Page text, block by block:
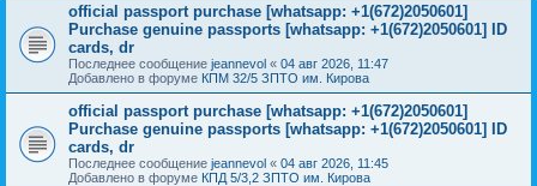
official passport purchase [whatsapp: +1(672)2050601]
Purchase genuine passports [whatsapp: +1(672)2050601] ID
cards, dr
Последнее сообщение jeannevol « 04 авг 2026, 11:47
Добавлено в форуме КПМ 32/5 ЗПТО им. Кирова
official passport purchase [whatsapp: +1(672)2050601]
Purchase genuine passports [whatsapp: +1(672)2050601] ID
cards, dr
Последнее сообщение jeannevol « 04 авг 2026, 11:45
Добавлено в форуме КПД 5/3,2 ЗПТО им. Кирова